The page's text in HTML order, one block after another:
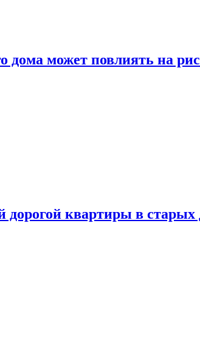
дома может повлиять на
дорогой квартиры в